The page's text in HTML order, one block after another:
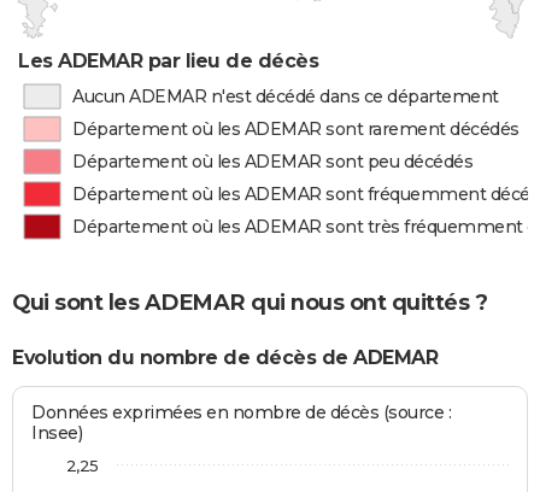
Les ADEMAR par lieu de décès
Aucun ADEMAR n'est décédé dans ce département
Département où les ADEMAR sont rarement décédés
Département où les ADEMAR sont peu décédés
Département où les ADEMAR sont fréquemment
Département où les ADEMAR sont très fréquemment
Qui sont les ADEMAR qui nous ont quittés ?
Evolution du nombre de décès de ADEMAR
Données exprimées en nombre de décès (source :
Insee)
2,25